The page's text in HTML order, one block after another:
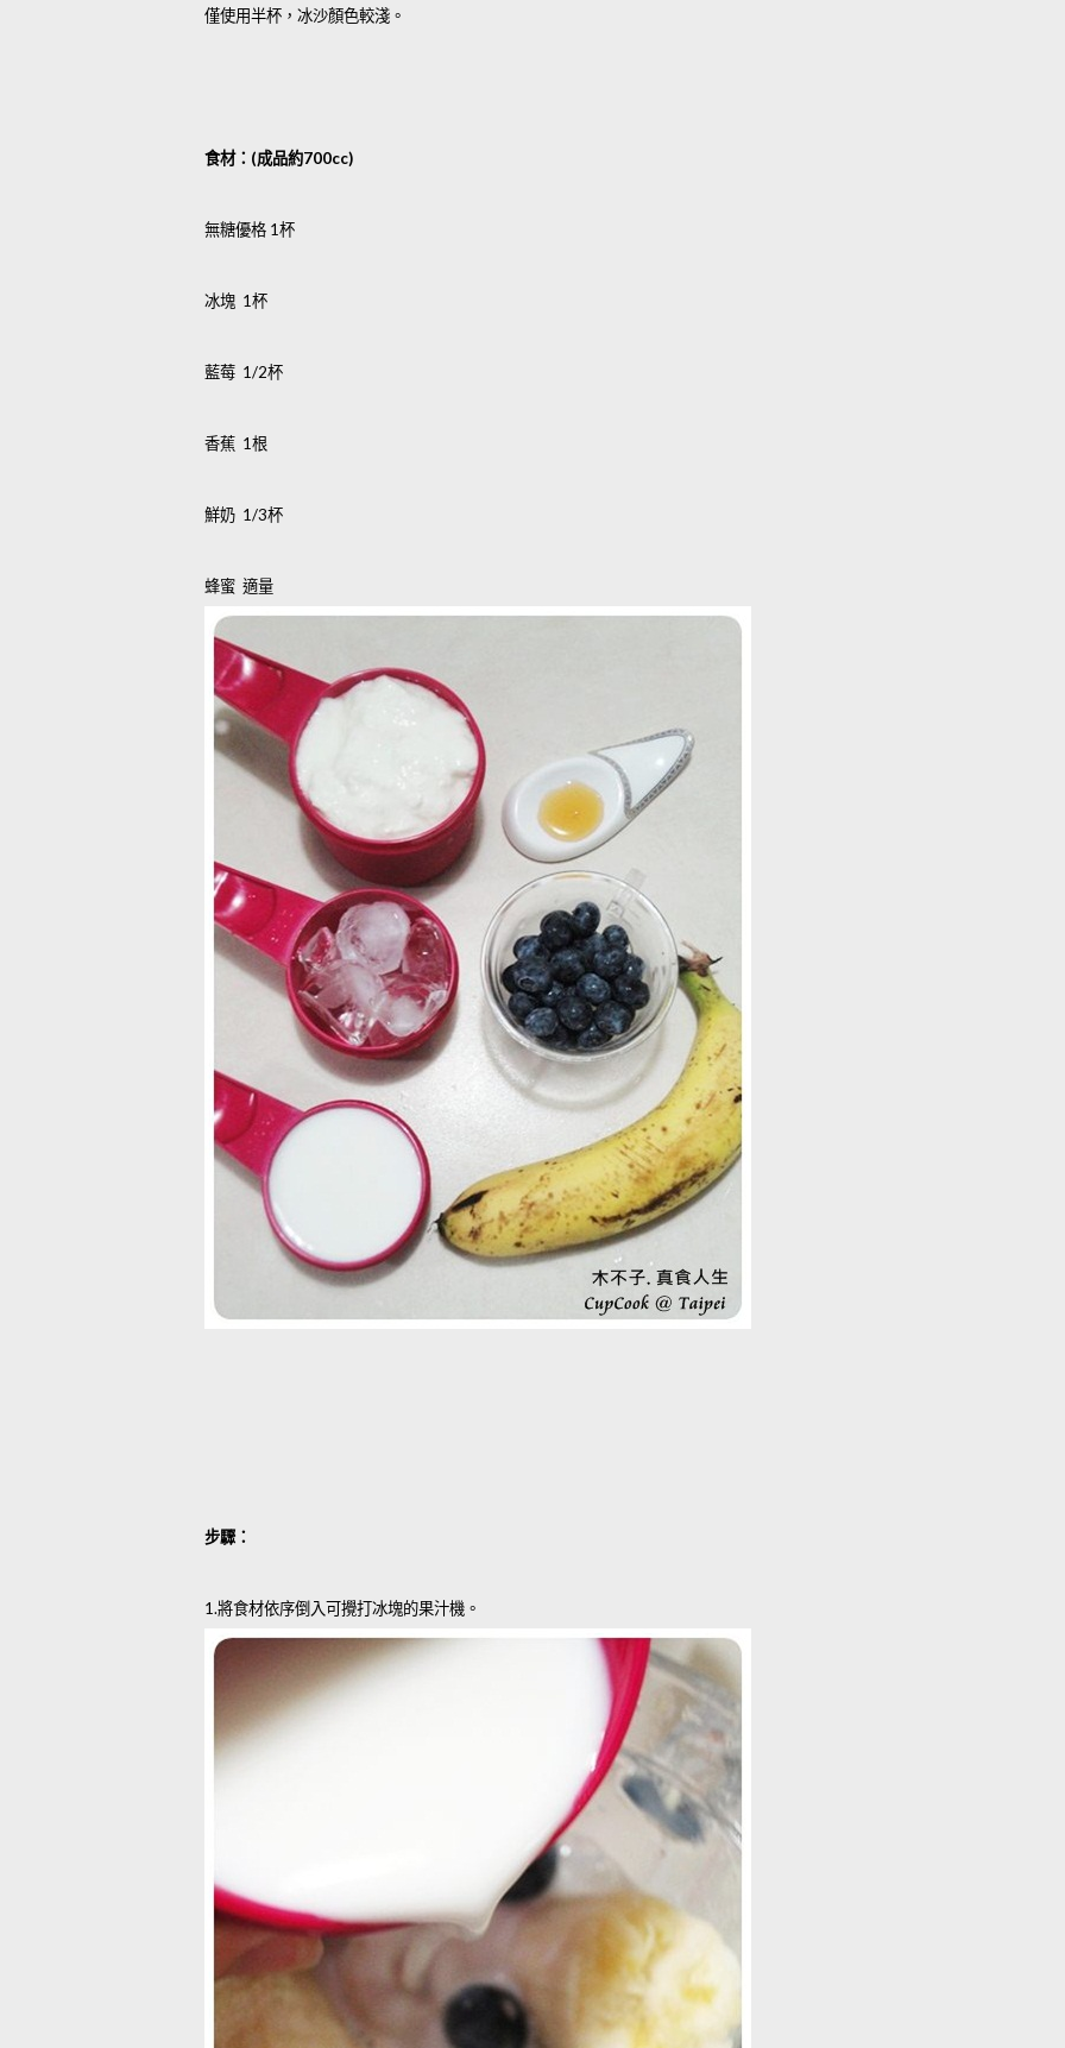
僅使用半杯，冰沙顏色較淺。
食材：(成品約700cc)
無糖優格 1杯
冰塊 1杯
藍莓 1/2杯
香蕉 1根
鮮奶 1/3杯
蜂蜜 適量
步驟：
1.將食材依序倒入可攪打冰塊的果汁機。